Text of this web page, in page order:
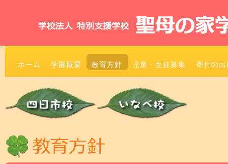
ホーム 学園概要 教育方針 児童・生徒募集 寄付のお